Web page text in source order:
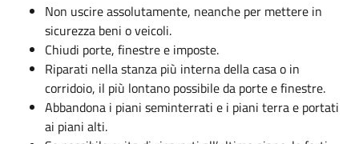
Non uscire assolutamente, neanche per mettere in
sicurezza beni o veicoli.
Chiudi porte, finestre e imposte.
Riparati nella stanza più interna della casa o in
corridoio, il più lontano possibile da porte e finestre.
Abbandona i piani seminterrati e i piani terra e portati
ai piani alti.